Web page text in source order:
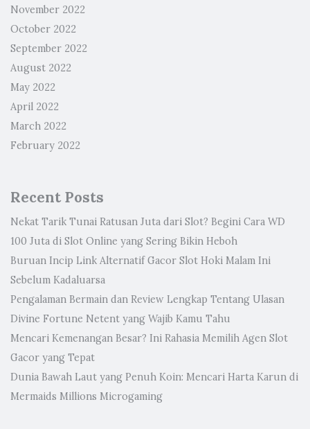
November 2022
October 2022
September 2022
August 2022
May 2022
April 2022
March 2022
February 2022
Recent Posts
Nekat Tarik Tunai Ratusan Juta dari Slot? Begini Cara WD
100 Juta di Slot Online yang Sering Bikin Heboh
Buruan Incip Link Alternatif Gacor Slot Hoki Malam Ini
Sebelum Kadaluarsa
Pengalaman Bermain dan Review Lengkap Tentang Ulasan
Divine Fortune Netent yang Wajib Kamu Tahu
Mencari Kemenangan Besar? Ini Rahasia Memilih Agen Slot
Gacor yang Tepat
Dunia Bawah Laut yang Penuh Koin: Mencari Harta Karun di
Mermaids Millions Microgaming